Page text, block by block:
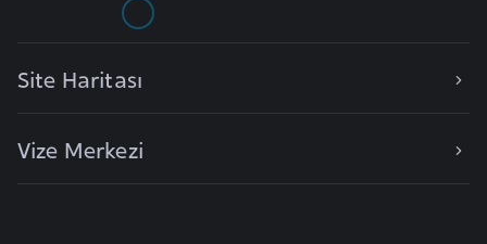
Site Haritası
Vize Merkezi
u
h